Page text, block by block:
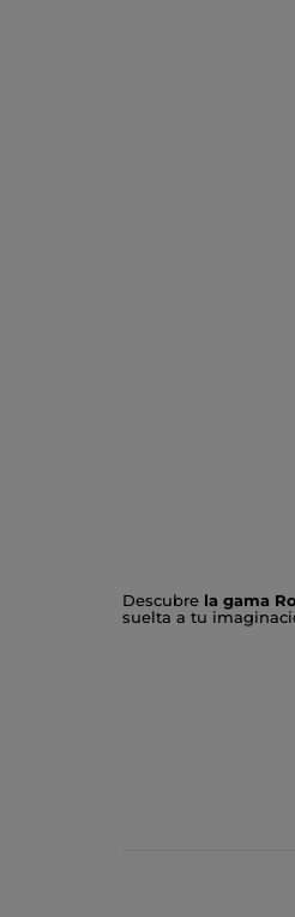
Descubre la gama
suelta a tu
acartona y se
que los
completamente